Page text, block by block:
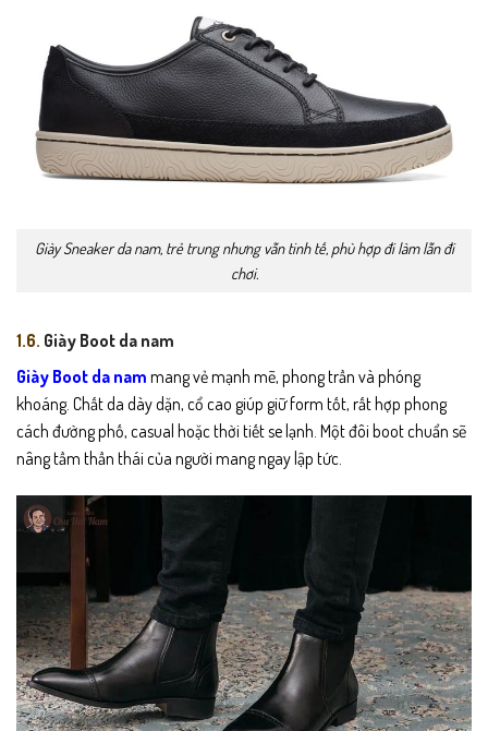
Giày Sneaker da nam, trẻ trung nhưng vẫn tinh tế, phù hợp đi làm lẫn đi
chơi.
1.6. Giày Boot da nam
Giày Boot da nam mang vẻ mạnh mẽ, phong trần và phóng
khoáng. Chất da dày dặn, cổ cao giúp giữ form tốt, rất hợp phong
cách đường phố, casual hoặc thời tiết se lạnh. Một đôi boot chuẩn sẽ
nâng tầm thần thái của người mang ngay lập tức.